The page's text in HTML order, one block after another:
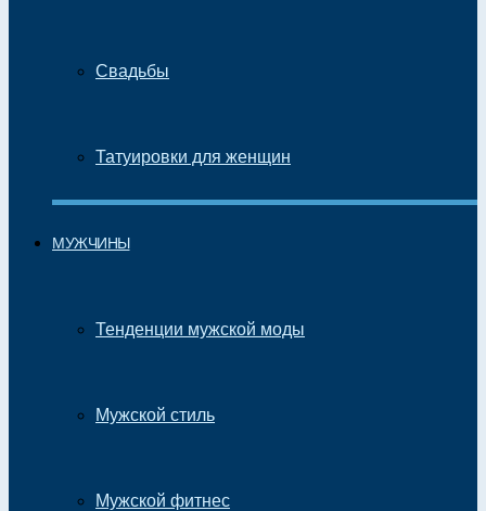
Свадьбы
Татуировки для женщин
МУЖЧИНЫ
Тенденции мужской моды
Мужской стиль
Мужской фитнес